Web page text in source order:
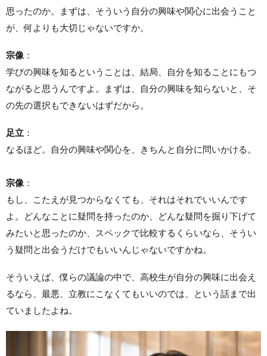
思ったのか。まずは、そういう自分の興味や関心に出会うこと
が、何よりも大切じゃないですか。
宗像 ：
学びの興味を知るということは、結局、自分を知ることにもつ
ながると思うんですよ。まずは、自分の興味を知らないと、そ
の先の選択もできないはずだから。
足立 ：
なるほど。自分の興味や関心を、きちんと自分に問いかける。
宗像 ：
もし、こたえが見つからなくても、それはそれでいいんです
よ。どんなことに疑問を持ったのか、どんな疑問を掘り下げて
みたいと思ったのか、スペックで比較するくらいなら、そうい
う疑問と出会うだけでもいいんじゃないですかね。
そういえば、僕らの議論の中で、高校生が自分の興味に出会え
るなら、最悪、立教にこなくてもいいのでは、という話まで出
ていましたよね。